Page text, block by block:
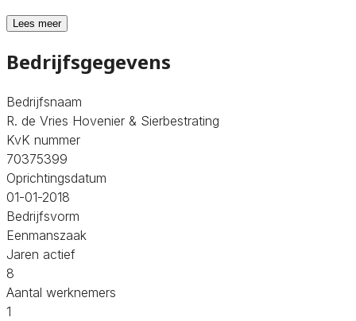
Lees meer
Bedrijfsgegevens
Bedrijfsnaam
R. de Vries Hovenier & Sierbestrating
KvK nummer
70375399
Oprichtingsdatum
01-01-2018
Bedrijfsvorm
Eenmanszaak
Jaren actief
8
Aantal werknemers
1